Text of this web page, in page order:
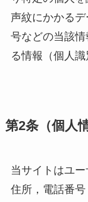
声紋にかかる
号などの当該
る情報（個人識
第2条（個人
当サイトはユ
住所，電話番